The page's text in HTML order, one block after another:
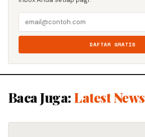
DAFTAR GRATIS
Baca Juga: Latest News